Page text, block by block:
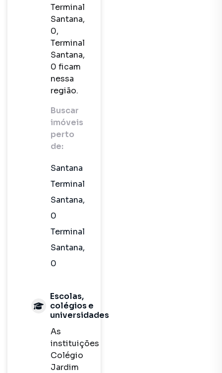
Terminal
Santana,
0,
Terminal
Santana,
0 ficam
nessa
região.
Buscar
imóveis
perto
de:
Santana
Terminal
Santana,
0
Terminal
Santana,
0
Escolas,
colégios e
universidades
As
instituições
Colégio
Jardim